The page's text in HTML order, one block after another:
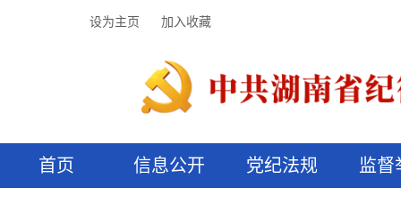
设为主页 加入收藏
首页 信息公开 党纪法规 监督